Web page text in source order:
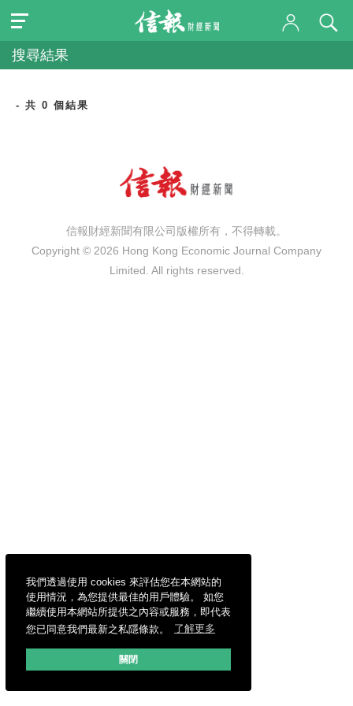
我們透過使用 cookies 來評估您在本網站的
使用情況，為您提供最佳的用戶體驗。 如您
繼續使用本網站所提供之內容或服務，即代表
您已同意我們最新之私隱條款。
了解更多
關閉
搜尋結果
- 共 0 個結果
信報財經新聞有限公司版權所有，不得轉載。
Copyright © 2026 Hong Kong Economic Journal Company
Limited. All rights reserved.